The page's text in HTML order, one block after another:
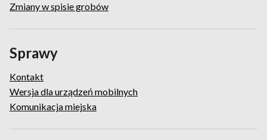
Zmiany w spisie grobów
Sprawy
Kontakt
Wersja dla urządzeń mobilnych
Komunikacja miejska